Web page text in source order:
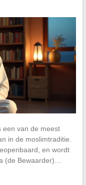
een van de meest
in de moslimtraditie.
en wordt
(de Bewaarder)…